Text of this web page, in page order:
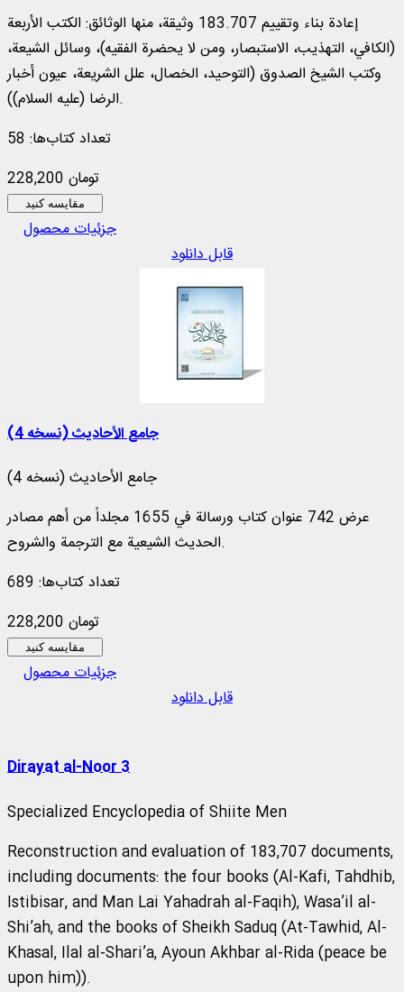
إعادة بناء وتقييم 183.707 وثيقة، منها الوثائق: الكتب الأربعة
(الكافي، التهذيب، الاستبصار، ومن لا يحضرة الفقيه)، وسائل الشيعة،
وكتب الشيخ الصدوق (التوحيد، الخصال، علل الشريعة، عيون أخبار
الرضا (عليه السلام)).
تعداد کتاب‌ها: 58
228,200 تومان
مقایسه کنید
جزئیات محصول
قابل دانلود
جامع الأحادیث (نسخه 4)
جامع الأحادیث (نسخه 4)
عرض 742 عنوان كتاب ورسالة في 1655 مجلداً من أهم مصادر
الحديث الشيعية مع الترجمة والشروح.
تعداد کتاب‌ها: 689
228,200 تومان
مقایسه کنید
جزئیات محصول
قابل دانلود
Dirayat al-Noor 3
Specialized Encyclopedia of Shiite Men
Reconstruction and evaluation of 183,707 documents,
including documents: the four books (Al-Kafi, Tahdhib,
Istibisar, and Man Lai Yahadrah al-Faqih), Wasa’il al-
Shi’ah, and the books of Sheikh Saduq (At-Tawhid, Al-
Khasal, Ilal al-Shari’a, Ayoun Akhbar al-Rida (peace be
upon him)).